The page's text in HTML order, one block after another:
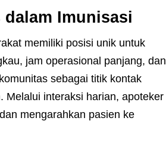
Imunisasi
memiliki posisi unik untuk
jam operasional panjang, dan
sebagai titik kontak
Melalui interaksi harian, apoteker
mengarahkan pasien ke